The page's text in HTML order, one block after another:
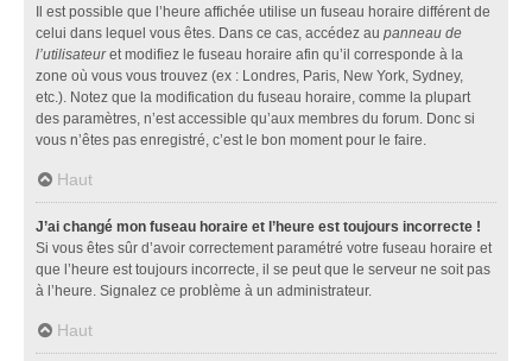
Il est possible que l’heure affichée utilise un fuseau horaire différent de
celui dans lequel vous êtes. Dans ce cas, accédez au panneau de
l’utilisateuret modifiez le fuseau horaire afin qu’il corresponde à la
zone où vous vous trouvez (ex : Londres, Paris, New York, Sydney,
etc.). Notez que la modification du fuseau horaire, comme la plupart
des paramètres, n’est accessible qu’aux membres du forum. Donc si
vous n’êtes pas enregistré, c’est le bon moment pour le faire.
Haut
J’ai changé mon fuseau horaire et l’heure est toujours incorrecte !
Si vous êtes sûr d’avoir correctement paramétré votre fuseau horaire et
que l’heure est toujours incorrecte, il se peut que le serveur ne soit pas
à l’heure. Signalez ce problème à un administrateur.
Haut